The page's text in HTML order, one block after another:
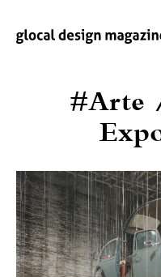
#Arte